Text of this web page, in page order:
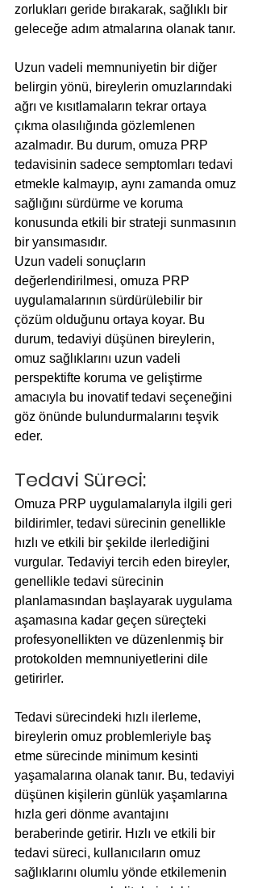
zorlukları geride bırakarak, sağlıklı bir
geleceğe adım atmalarına olanak tanır.
Uzun vadeli memnuniyetin bir diğer
belirgin yönü, bireylerin omuzlarındaki
ağrı ve kısıtlamaların tekrar ortaya
çıkma olasılığında gözlemlenen
azalmadır. Bu durum, omuza PRP
tedavisinin sadece semptomları tedavi
etmekle kalmayıp, aynı zamanda omuz
sağlığını sürdürme ve koruma
konusunda etkili bir strateji sunmasının
bir yansımasıdır.
Uzun vadeli sonuçların
değerlendirilmesi, omuza PRP
uygulamalarının sürdürülebilir bir
çözüm olduğunu ortaya koyar. Bu
durum, tedaviyi düşünen bireylerin,
omuz sağlıklarını uzun vadeli
perspektifte koruma ve geliştirme
amacıyla bu inovatif tedavi seçeneğini
göz önünde bulundurmalarını teşvik
eder.
Tedavi Süreci:
Omuza PRP uygulamalarıyla ilgili geri
bildirimler, tedavi sürecinin genellikle
hızlı ve etkili bir şekilde ilerlediğini
vurgular. Tedaviyi tercih eden bireyler,
genellikle tedavi sürecinin
planlamasından başlayarak uygulama
aşamasına kadar geçen süreçteki
profesyonellikten ve düzenlenmiş bir
protokolden memnuniyetlerini dile
getirirler.
Tedavi sürecindeki hızlı ilerleme,
bireylerin omuz problemleriyle baş
etme sürecinde minimum kesinti
yaşamalarına olanak tanır. Bu, tedaviyi
düşünen kişilerin günlük yaşamlarına
hızla geri dönme avantajını
beraberinde getirir. Hızlı ve etkili bir
tedavi süreci, kullanıcıların omuz
sağlıklarını olumlu yönde etkilemenin